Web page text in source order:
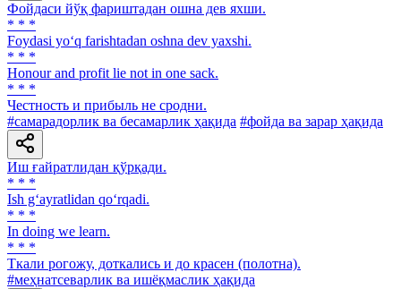
Фойдаси йўқ фариштадан ошна дев яхши.
* * *
Foydasi yo‘q farishtadan oshna dev yaxshi.
* * *
Honour and profit lie not in one sack.
* * *
Честность и прибыль не сродни.
#самарадорлик ва бесамарлик ҳақида #фойда ва зарар ҳақида
Иш ғайратлидан қўрқади.
* * *
Ish g‘ayratlidan qo‘rqadi.
* * *
In doing we learn.
* * *
Ткали рогожу, доткались и до красен (полотна).
#меҳнатсеварлик ва ишёқмаслик ҳақида